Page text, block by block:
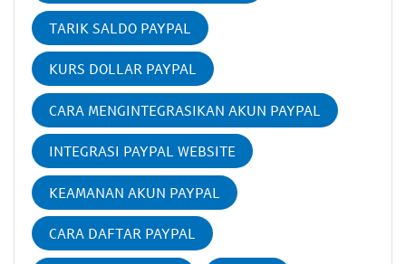
TARIK SALDO PAYPAL
KURS DOLLAR PAYPAL
CARA MENGINTEGRASIKAN AKUN PAYPAL
INTEGRASI PAYPAL WEBSITE
KEAMANAN AKUN PAYPAL
CARA DAFTAR PAYPAL